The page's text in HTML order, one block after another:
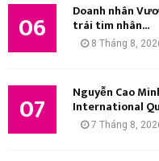
06 Doanh nhân
trái tim nhân...
8 Tháng 8,
07 Nguyễn Cao
International
7 Tháng 8,